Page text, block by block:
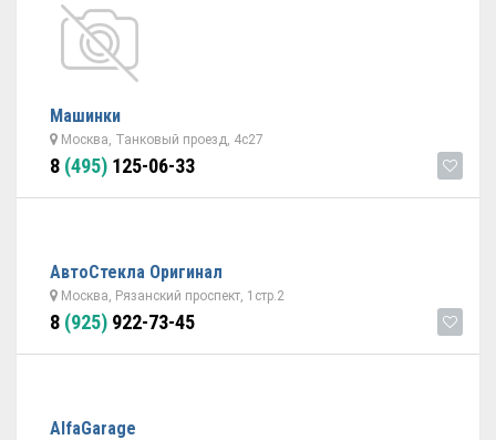
Машинки
Москва, Танковый проезд, 4с27
8 (495) 125-06-33
АвтоСтекла Оригинал
Москва, Рязанский проспект, 1стр.2
8 (925) 922-73-45
AlfaGarage